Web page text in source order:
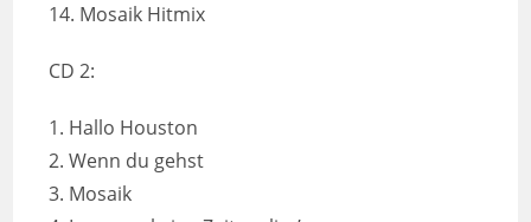
14. Mosaik Hitmix
CD 2:
1. Hallo Houston
2. Wenn du gehst
3. Mosaik